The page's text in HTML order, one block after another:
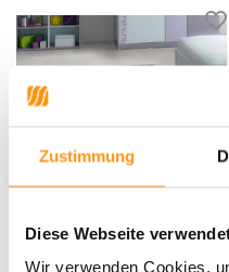
Zustimmung
Diese Webseite
Wir verwenden Cookies,
Teppich -